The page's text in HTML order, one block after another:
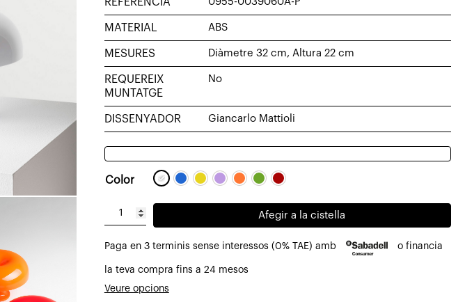
MATERIAL ABS
MESURES Diàmetre 32 cm, Altura 22 cm
REQUEREIX
MUNTATGE
No
DISSENYADOR Giancarlo Mattioli
Color
quantitat
Llum
de
sobretaula
Afegir a la cistella
Paga en 3 terminis sense interessos (0% TAE) amb o financia
la teva compra fins a 24 mesos
Veure opcions